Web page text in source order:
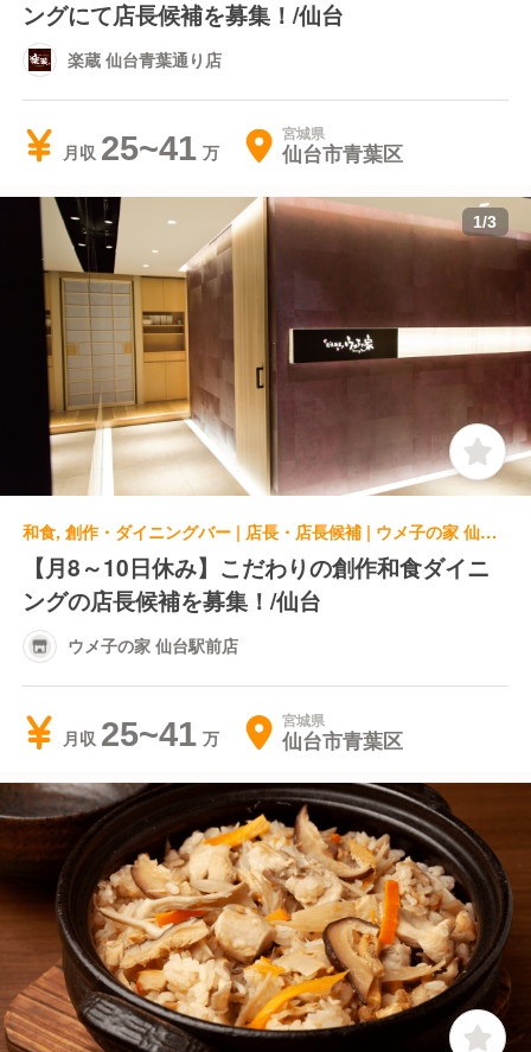
ングにて店長候補を募集！/仙台
楽蔵 仙台青葉通り店
月収 25~41 宮城県
仙台市青葉区
1/3
和食, 創作・ダイニングバー | 店長・店長候補 | ウメ子の家 仙台駅前店
【月8～10日休み】こだわりの創作和食ダイニ
ングの店長候補を募集！/仙台
ウメ子の家 仙台駅前店
月収 25~41 宮城県
仙台市青葉区